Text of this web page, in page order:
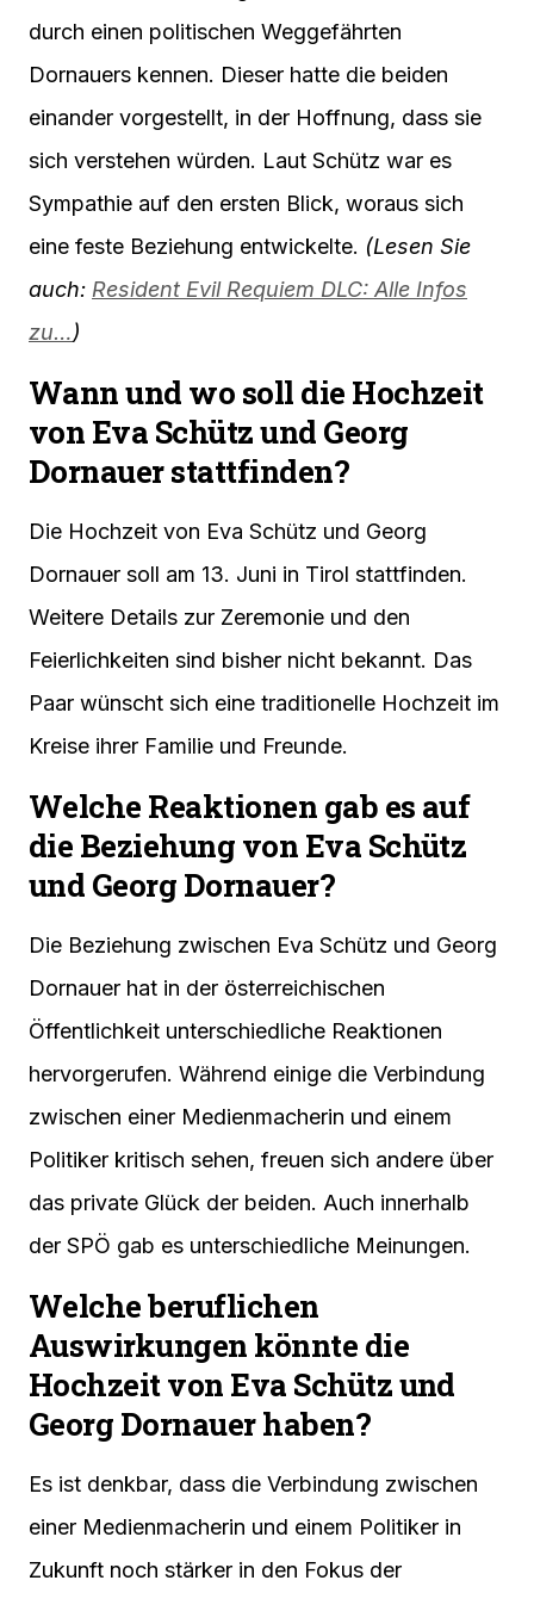
durch einen politischen Weggefährten
Dornauers kennen. Dieser hatte die beiden
einander vorgestellt, in der Hoffnung, dass sie
sich verstehen würden. Laut Schütz war es
Sympathie auf den ersten Blick, woraus sich
eine feste Beziehung entwickelte. (Lesen Sie
auch: Resident Evil Requiem DLC: Alle Infos
zu…)
Wann und wo soll die Hochzeit
von Eva Schütz und Georg
Dornauer stattfinden?
Die Hochzeit von Eva Schütz und Georg
Dornauer soll am 13. Juni in Tirol stattfinden.
Weitere Details zur Zeremonie und den
Feierlichkeiten sind bisher nicht bekannt. Das
Paar wünscht sich eine traditionelle Hochzeit im
Kreise ihrer Familie und Freunde.
Welche Reaktionen gab es auf
die Beziehung von Eva Schütz
und Georg Dornauer?
Die Beziehung zwischen Eva Schütz und Georg
Dornauer hat in der österreichischen
Öffentlichkeit unterschiedliche Reaktionen
hervorgerufen. Während einige die Verbindung
zwischen einer Medienmacherin und einem
Politiker kritisch sehen, freuen sich andere über
das private Glück der beiden. Auch innerhalb
der SPÖ gab es unterschiedliche Meinungen.
Welche beruflichen
Auswirkungen könnte die
Hochzeit von Eva Schütz und
Georg Dornauer haben?
Es ist denkbar, dass die Verbindung zwischen
einer Medienmacherin und einem Politiker in
Zukunft noch stärker in den Fokus der